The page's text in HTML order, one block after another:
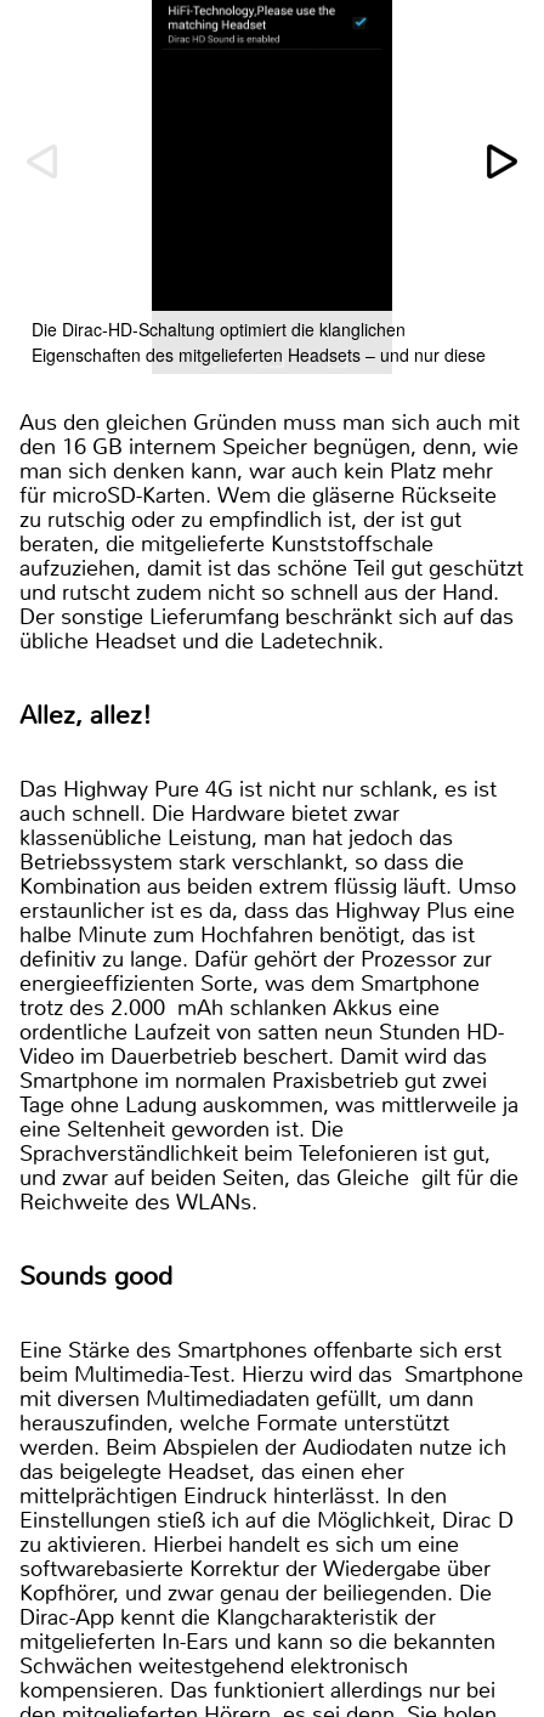
Die Dirac-HD-Schaltung optimiert die klanglichen
Eigenschaften des mitgelieferten Headsets – und nur diese
Aus den gleichen Gründen muss man sich auch mit
den 16 GB internem Speicher begnügen, denn, wie
man sich denken kann, war auch kein Platz mehr
für microSD-Karten. Wem die gläserne Rückseite
zu rutschig oder zu empfindlich ist, der ist gut
beraten, die mitgelieferte Kunststoffschale
aufzuziehen, damit ist das schöne Teil gut geschützt
und rutscht zudem nicht so schnell aus der Hand.
Der sonstige Lieferumfang beschränkt sich auf das
übliche Headset und die Ladetechnik.
Allez, allez!
Das Highway Pure 4G ist nicht nur schlank, es ist
auch schnell. Die Hardware bietet zwar
klassenübliche Leistung, man hat jedoch das
Betriebssystem stark verschlankt, so dass die
Kombination aus beiden extrem flüssig läuft. Umso
erstaunlicher ist es da, dass das Highway Plus eine
halbe Minute zum Hochfahren benötigt, das ist
definitiv zu lange. Dafür gehört der Prozessor zur
energieeffizienten Sorte, was dem Smartphone
trotz des 2.000 mAh schlanken Akkus eine
ordentliche Laufzeit von satten neun Stunden HD-
Video im Dauerbetrieb beschert. Damit wird das
Smartphone im normalen Praxisbetrieb gut zwei
Tage ohne Ladung auskommen, was mittlerweile ja
eine Seltenheit geworden ist. Die
Sprachverständlichkeit beim Telefonieren ist gut,
und zwar auf beiden Seiten, das Gleiche gilt für die
Reichweite des WLANs.
Sounds good
Eine Stärke des Smartphones offenbarte sich erst
beim Multimedia-Test. Hierzu wird das Smartphone
mit diversen Multimediadaten gefüllt, um dann
herauszufinden, welche Formate unterstützt
werden. Beim Abspielen der Audiodaten nutze ich
das beigelegte Headset, das einen eher
mittelprächtigen Eindruck hinterlässt. In den
Einstellungen stieß ich auf die Möglichkeit, Dirac D
zu aktivieren. Hierbei handelt es sich um eine
softwarebasierte Korrektur der Wiedergabe über
Kopfhörer, und zwar genau der beiliegenden. Die
Dirac-App kennt die Klangcharakteristik der
mitgelieferten In-Ears und kann so die bekannten
Schwächen weitestgehend elektronisch
kompensieren. Das funktioniert allerdings nur bei